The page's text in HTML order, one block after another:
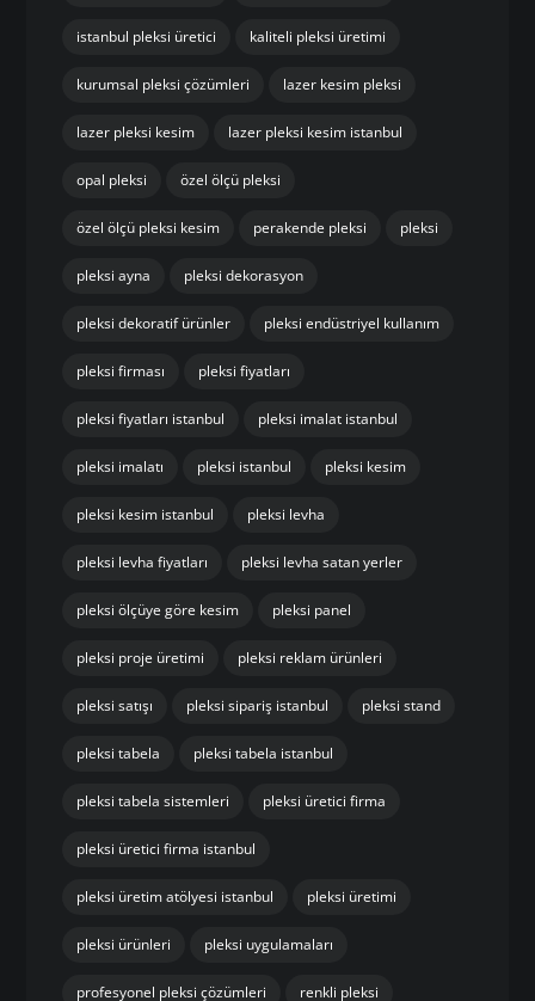
istanbul pleksi üretici kaliteli pleksi üretimi
kurumsal pleksi çözümleri lazer kesim pleksi
lazer pleksi kesim lazer pleksi kesim istanbul
opal pleksi özel ölçü pleksi
özel ölçü pleksi kesim perakende pleksi pleksi
pleksi ayna pleksi dekorasyon
pleksi dekoratif ürünler pleksi endüstriyel kullanım
pleksi firması pleksi fiyatları
pleksi fiyatları istanbul pleksi imalat istanbul
pleksi imalatı pleksi istanbul pleksi kesim
pleksi kesim istanbul pleksi levha
pleksi levha fiyatları pleksi levha satan yerler
pleksi ölçüye göre kesim pleksi panel
pleksi proje üretimi pleksi reklam ürünleri
pleksi satışı pleksi sipariş istanbul pleksi stand
pleksi tabela pleksi tabela istanbul
pleksi tabela sistemleri pleksi üretici firma
pleksi üretici firma istanbul
pleksi üretim atölyesi istanbul pleksi üretimi
pleksi ürünleri pleksi uygulamaları
profesyonel pleksi çözümleri renkli pleksi